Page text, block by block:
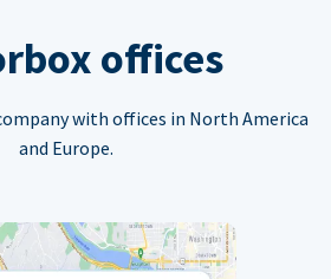
offices
with offices in North America
and Europe.